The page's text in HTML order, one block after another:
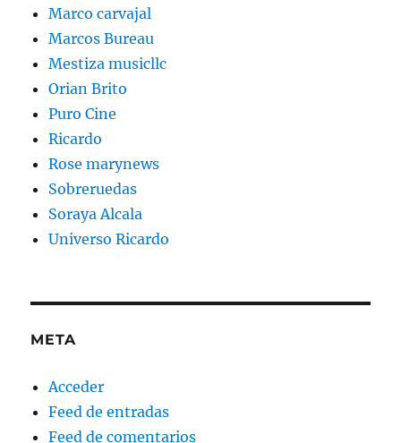
Marco carvajal
Marcos Bureau
Mestiza musicllc
Orian Brito
Puro Cine
Ricardo
Rose marynews
Sobreruedas
Soraya Alcala
Universo Ricardo
META
Acceder
Feed de entradas
Feed de comentarios